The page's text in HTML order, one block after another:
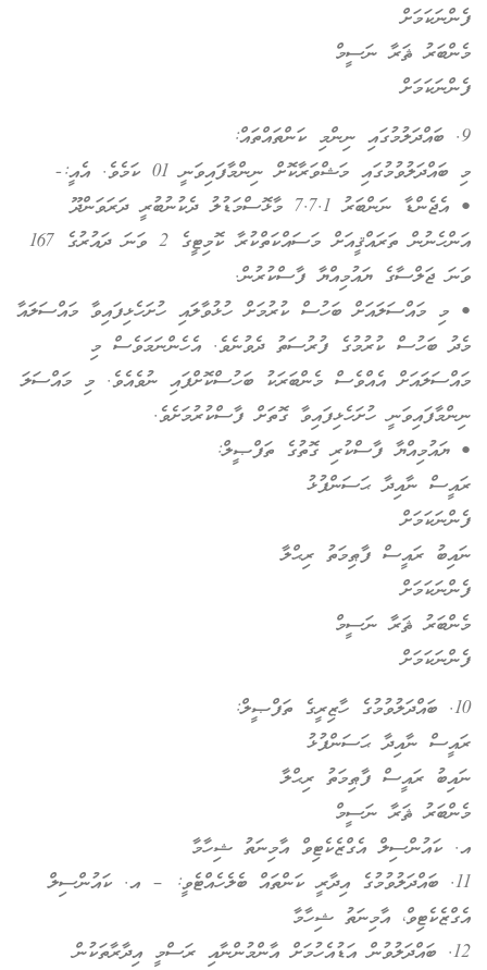
ފެންނަކަމަށް
މެންބަރު ޘަރާ ނަސީމް
ފެންނަކަމަށް
9. ބައްދަލުމުގައި ނިންމި ކަންތައްތައް:
މި ބައްދަލުވުމުގައި މަޝްވަރާކޮށް ނިންމާފައިވަނީ 01 ކަމެވެ. އެއީ:-
• އެޖެންޑާ ނަންބަރު 7.7.1 މާޅޮސްމަޑުލު ދެކުނުބުރީ ދަރަވަންދޫ
އަންހެނުން ތަރައްޤީއަށް މަސައްކަތްކުރާ ކޮމިޓީގެ 2 ވަނަ ދައުރުގެ 167
ވަނަ ޖަލްސާގެ ޔައުމިއްޔާ ފާސްކުރުން.
• މި މައްސަލައަށް ބަހުސް ކުރުމަށް ހުޅުވާލައި ހުށަހެޅިފައިވާ މައްސަލައާ
މެދު ބަހުސް ކުރުމުގެ ފުރުސަތު ދެވުނެވެ. އެހެންނަމަވެސް މި
މައްސަލައަށް އެއްވެސް މެންބަރަކު ބަހުސްކޮށްފައި ނުވެއެވެ. މި މައްސަލަ
ނިންމާފައިވަނީ ހުށަހެޅިފައިވާ ގޮތަށް ފާސްކުރުމަށެވެ.
• ޔައުމިއްޔާ ފާސްކުރި ގޮތުގެ ތަފްޞީލް:
ރައީސް ނާއިދާ ޙަސަންފުޅު
ފެންނަކަމަށް
ނައިބު ރައީސް ފާޠިމަތު ރިޙްލާ
ފެންނަކަމަށް
މެންބަރު ޘަރާ ނަސީމް
ފެންނަކަމަށް
10. ބައްދަލުވުމުގެ ހާޒިރީގެ ތަފްޞީލް:
ރައީސް ނާއިދާ ޙަސަންފުޅު
ނައިބު ރައީސް ފާޠިމަތު ރިޙްލާ
މެންބަރު ޘަރާ ނަސީމް
އ. ކައުންސިލް އެގްޒެކެޓިވް އާމިނަތު ޝިހާމާ
11. ބައްދަލުވުމުގެ އިދާރީ ކަންތައް ބެލެހެއްޓެވީ: – އ. ކައުންސިލް
އެގްޒެކެޓިވް، އާމިނަތު ޝިހާމާ
12. ބައްދަލުވުން އަޑުއެހުމަށް އާންމުންނާއި ރަސްމީ އިދާރާތަކުން